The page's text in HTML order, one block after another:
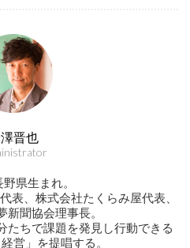
晋也
県生まれ。
表、株式会社たくらみ屋代表、
新聞協会理事長。
たちで課題を発見し行動できる
営」を提唱する。